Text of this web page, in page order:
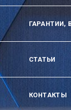
ГАРАНТИИ,
СТАТЬИ
КОНТАКТЫ